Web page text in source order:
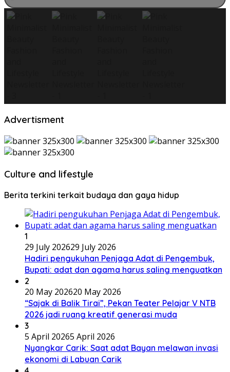
Advertisment
Culture and lifestyle
Berita terkini terkait budaya dan gaya hidup
1
29 July 202629 July 2026
Hadiri pengukuhan Penjaga Adat di Pengembuk,
Bupati: adat dan agama harus saling menguatkan
2
20 May 202620 May 2026
“Sajak di Balik Tirai”, Pekan Teater Pelajar V NTB
2026 jadi ruang kreatif generasi muda
3
5 April 20265 April 2026
Nyangkar Carik: Saat adat Bayan melawan invasi
ekonomi di Labuan Carik